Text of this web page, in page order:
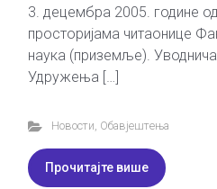
3. децембра 2005. године
просторијама читаонице
наука (приземље).
Удружења […]
Новости Обавјештења
Прочитајте више